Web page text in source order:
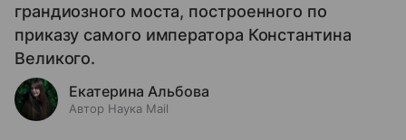
грандиозного моста, построенного по
приказу самого императора Константина
Великого.
Екатерина Альбова
Автор Наука Mail